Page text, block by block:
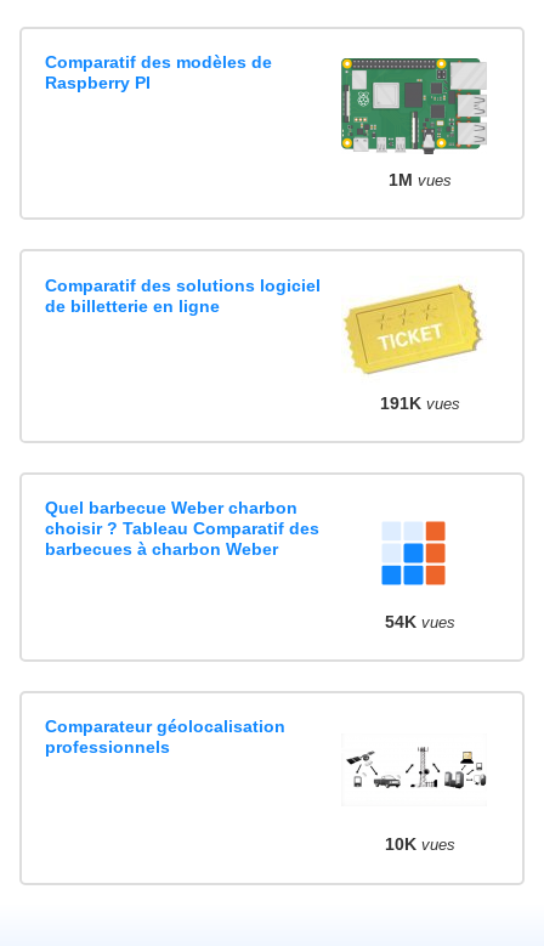
Comparatif des modèles de
Raspberry PI
1M vues
Comparatif des solutions logiciel
de billetterie en ligne
191K vues
Quel barbecue Weber charbon
choisir ? Tableau Comparatif des
barbecues à charbon Weber
54K vues
Comparateur géolocalisation
professionnels
10K vues